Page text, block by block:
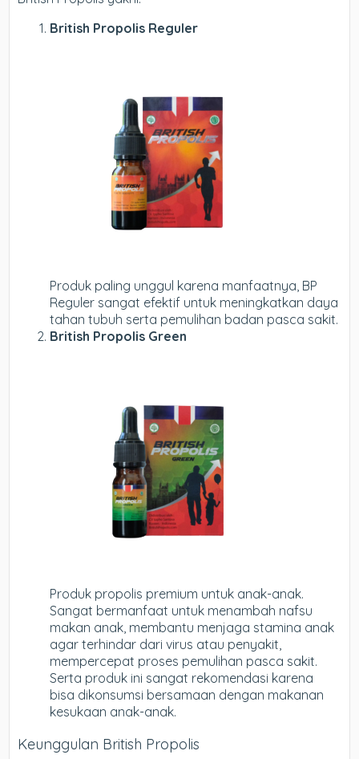
British Propolis Reguler
Produk paling unggul karena manfaatnya, BP
Reguler sangat efektif untuk meningkatkan daya
tahan tubuh serta pemulihan badan pasca sakit.
British Propolis Green
Produk propolis premium untuk anak-anak.
Sangat bermanfaat untuk menambah nafsu
makan anak, membantu menjaga stamina anak
agar terhindar dari virus atau penyakit,
mempercepat proses pemulihan pasca sakit.
Serta produk ini sangat rekomendasi karena
bisa dikonsumsi bersamaan dengan makanan
kesukaan anak-anak.
Keunggulan British Propolis